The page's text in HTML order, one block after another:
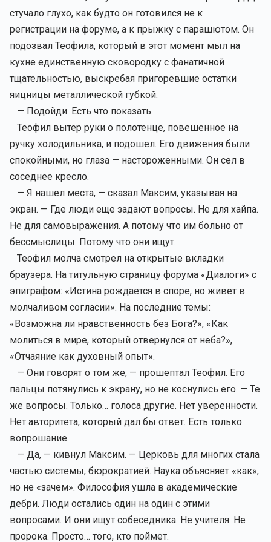
стучало глухо, как будто он готовился не к
регистрации на форуме, а к прыжку с парашютом. Он
подозвал Теофила, который в этот момент мыл на
кухне единственную сковородку с фанатичной
тщательностью, выскребая пригоревшие остатки
яицницы металлической губкой.
— Подойди. Есть что показать.
Теофил вытер руки о полотенце, повешенное на
ручку холодильника, и подошел. Его движения были
спокойными, но глаза — настороженными. Он сел в
соседнее кресло.
— Я нашел места, — сказал Максим, указывая на
экран. — Где люди еще задают вопросы. Не для хайпа.
Не для самовыражения. А потому что им больно от
бессмыслицы. Потому что они ищут.
Теофил молча смотрел на открытые вкладки
браузера. На титульную страницу форума «Диалоги» с
эпиграфом: «Истина рождается в споре, но живет в
молчаливом согласии». На последние темы:
«Возможна ли нравственность без Бога?», «Как
молиться в мире, который отвернулся от неба?»,
«Отчаяние как духовный опыт».
— Они говорят о том же, — прошептал Теофил. Его
пальцы потянулись к экрану, но не коснулись его. — Те
же вопросы. Только… голоса другие. Нет уверенности.
Нет авторитета, который дал бы ответ. Есть только
вопрошание.
— Да, — кивнул Максим. — Церковь для многих стала
частью системы, бюрократией. Наука объясняет «как»,
но не «зачем». Философия ушла в академические
дебри. Люди остались один на один с этими
вопросами. И они ищут собеседника. Не учителя. Не
пророка. Просто… того, кто поймет.